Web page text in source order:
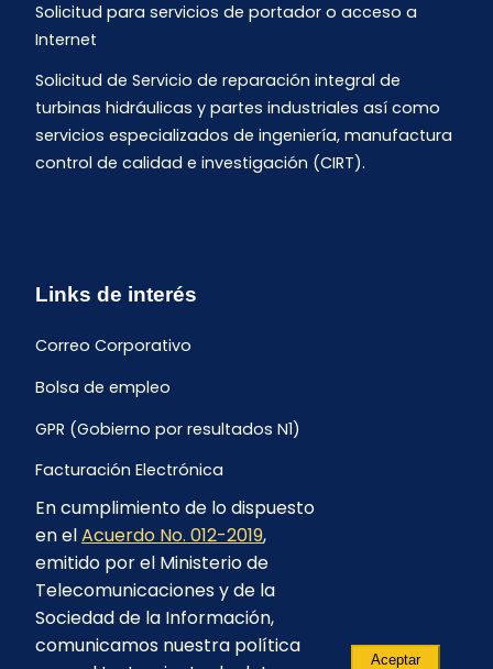
Solicitud para servicios de portador o acceso a
Internet
Solicitud de Servicio de reparación integral de
turbinas hidráulicas y partes industriales así como
servicios especializados de ingeniería, manufactura
control de calidad e investigación (CIRT).
Links de interés
Correo Corporativo
Bolsa de empleo
GPR (Gobierno por resultados N1)
Facturación Electrónica
Archivo Histórico de Facturación
Portal Ambiental y Social
Proyecto Geotérmico Chachimbiro
Contratación consultoría mediante “Lista Corta”
En cumplimiento de lo dispuesto
en elAcuerdo No. 012-2019,
emitido por el Ministerio de
Telecomunicaciones y de la
Sociedad de la Información,
comunicamos nuestra política
Aceptar